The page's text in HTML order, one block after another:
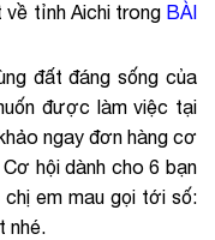
về tỉnh Aichi trong BÀI
đất đáng sống của
được làm việc tại
ngay đơn hàng cơ
hội dành cho 6 bạn
em mau gọi tới số:
nhé.